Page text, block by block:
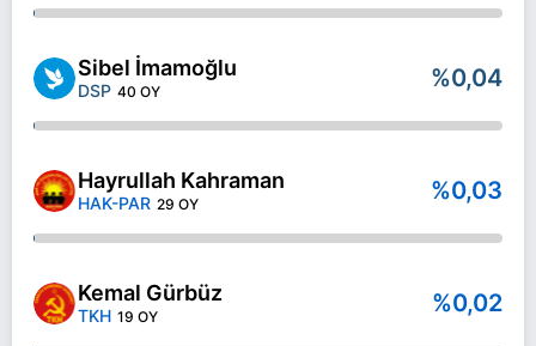
Sibel İmamoğlu
DSP 40 OY %0,04
Hayrullah Kahraman
HAK-PAR 29 OY %0,03
Kemal Gürbüz
TKH 19 OY %0,02